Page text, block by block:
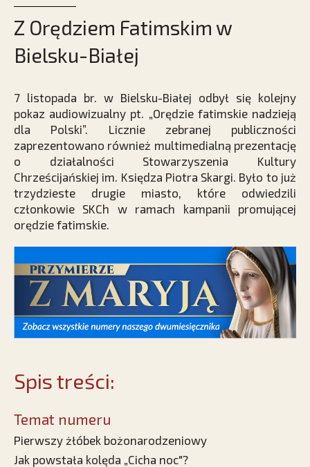
Z Orędziem Fatimskim w
Bielsku-Białej
7 listopada br. w Bielsku-Białej odbył się kolejny
pokaz audiowizualny pt. „Orędzie fatimskie nadzieją
dla Polski”. Licznie zebranej publiczności
zaprezentowano również multimedialną prezentację
o działalności Stowarzyszenia Kultury
Chrześcijańskiej im. Księdza Piotra Skargi. Było to już
trzydzieste drugie miasto, które odwiedzili
członkowie SKCh w ramach kampanii promującej
orędzie fatimskie.
Spis treści:
Temat numeru
Pierwszy żłóbek bożonarodzeniowy
Jak powstała kolęda „Cicha noc"?